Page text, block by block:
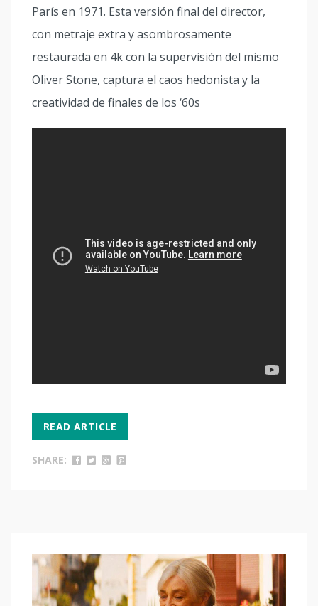
París en 1971. Esta versión final del director,
con metraje extra y asombrosamente
restaurada en 4k con la supervisión del mismo
Oliver Stone, captura el caos hedonista y la
creatividad de finales de los ‘60s
READ ARTICLE
SHARE: